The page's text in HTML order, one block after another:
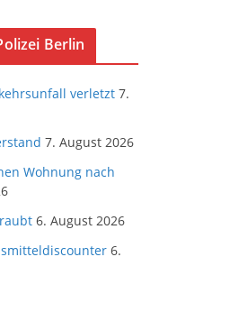
Berlin
verletzt 7.
7. August 2026
Wohnung nach
6. August 2026
6.